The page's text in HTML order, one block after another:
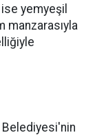
yemyeşil
manzarasıyla